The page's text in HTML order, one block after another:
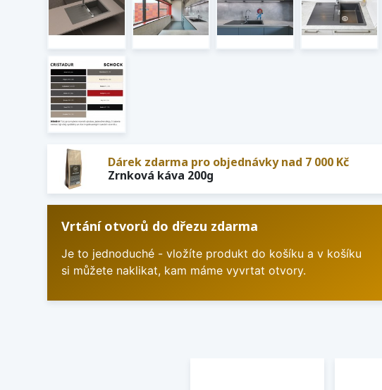
Dárek zdarma pro objednávky nad 7 000 Kč
Zrnková káva 200g
Vrtání otvorů do dřezu zdarma
Je to jednoduché - vložíte produkt do košíku a v košíku
si můžete naklikat, kam máme vyvrtat otvory.